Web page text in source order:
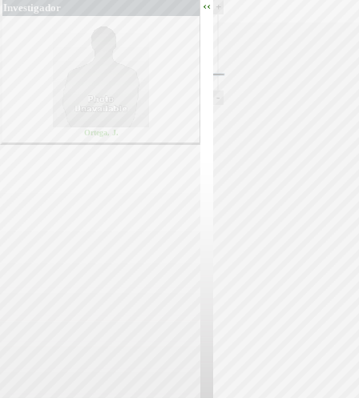
+
-
Investigador
Ortega, J.
‹‹